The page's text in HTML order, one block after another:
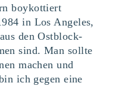
boykottiert
in Los Angeles,
den Ostblock-
sind. Man sollte
machen und
ich gegen eine